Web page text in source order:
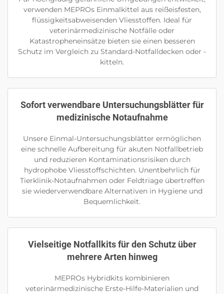
verwenden MEPROs Einmalkittel aus reißeisfesten,
flüssigkeitsabweisenden Vliesstoffen. Ideal für
veterinärmedizinische Notfälle oder
Katastropheneinsätze bieten sie einen besseren
Schutz im Vergleich zu Standard-Notfalldecken oder -
kitteln.
Sofort verwendbare Untersuchungsblätter für
medizinische Notaufnahme
Unsere Einmal-Untersuchungsblätter ermöglichen
eine schnelle Aufbereitung für akuten Notfallbetrieb
und reduzieren Kontaminationsrisiken durch
hydrophobe Vliesstoffschichten. Unentbehrlich für
Tierklinik-Notaufnahmen oder Feldtriage übertreffen
sie wiederverwendbare Alternativen in Hygiene und
Bequemlichkeit.
Vielseitige Notfallkits für den Schutz über
mehrere Arten hinweg
MEPROs Hybridkits kombinieren
veterinärmedizinische Erste-Hilfe-Materialien und